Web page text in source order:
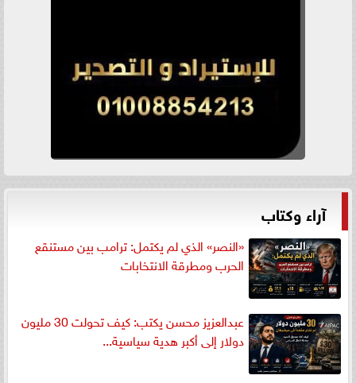
آراء وكتاب
«النصر» الذي لم يكتمل: ترامب بين مستنقع
الحرب ومطرقة الانتخابات
عبدالعزيز محسن يكتب: كيف تحولت 30 مليون
دولار إلى أكبر هدية سياسية...